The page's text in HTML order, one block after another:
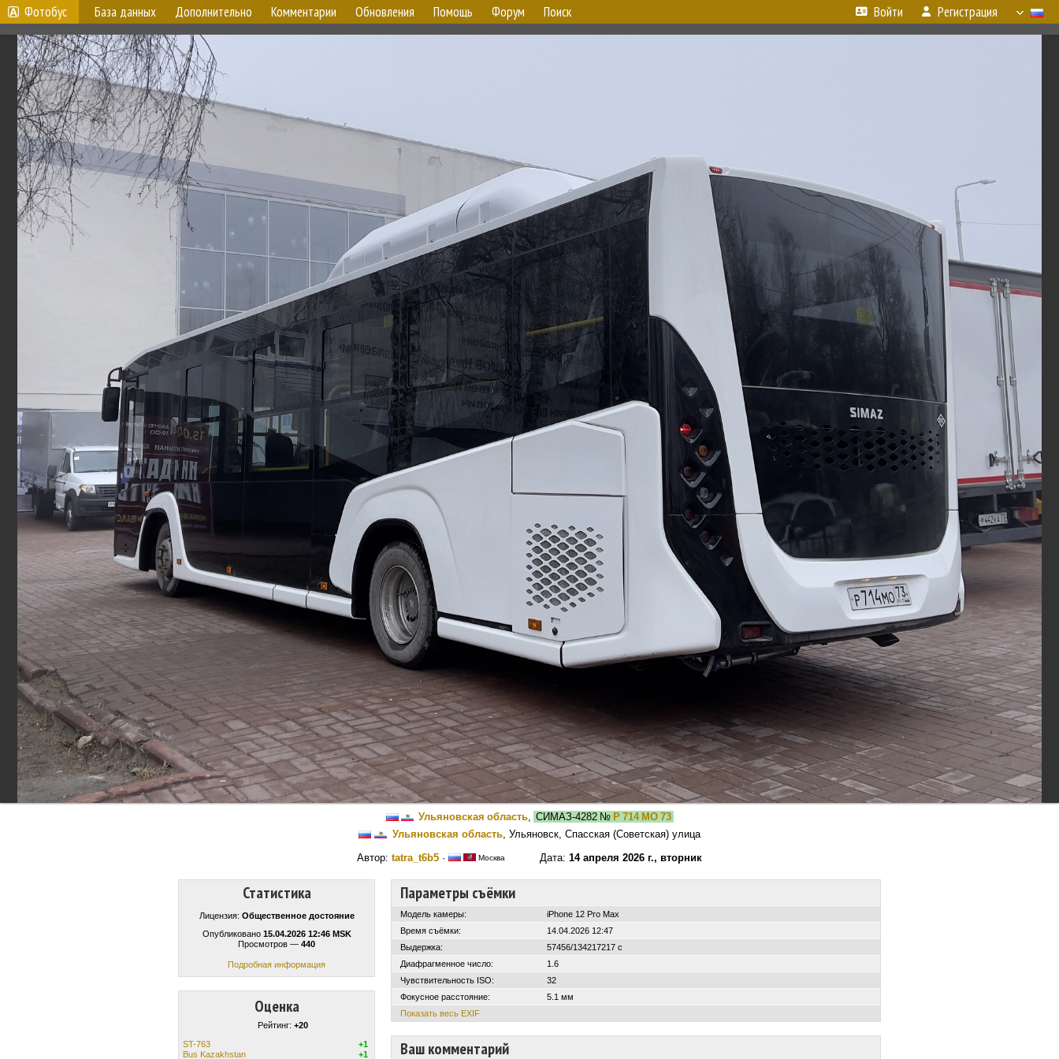
Фотобус База данных Дополнительно Комментарии Обновления Помощь Форум Поиск Войти Регистрация
Ульяновская область, СИМАЗ-4282№ Р 714 МО 73
Ульяновская область, Ульяновск, Спасская (Советская) улица
Автор: tatra_t6b5 · Москва Дата: 14 апреля 2026 г., вторник
Статистика
Лицензия: Общественное достояние
Опубликовано 15.04.2026 12:46 MSK
Просмотров — 440
Подробная информация
Оценка
Рейтинг: +20
ST-763
+1
Bus Kazakhstan
+1
Параметры съёмки
Модель камеры:
iPhone 12 Pro Max
Время съёмки:
14.04.2026 12:47
Выдержка:
57456/134217217 с
Диафрагменное число:
1.6
Чувствительность ISO:
32
Фокусное расстояние:
5.1 мм
Показать весь EXIF
Ваш комментарий